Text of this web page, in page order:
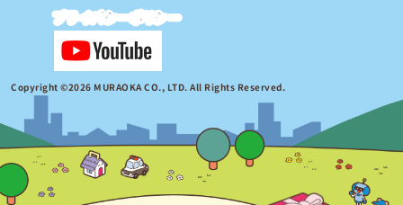
プライバシーポリシー
Copyright ©2026 MURAOKA CO., LTD. All Rights Reserved.